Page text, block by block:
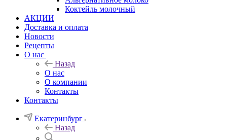
Коктейль молочный
АКЦИИ
Доставка и оплата
Новости
Рецепты
О нас
Назад
О нас
О компании
Контакты
Контакты
Екатеринбург
Назад